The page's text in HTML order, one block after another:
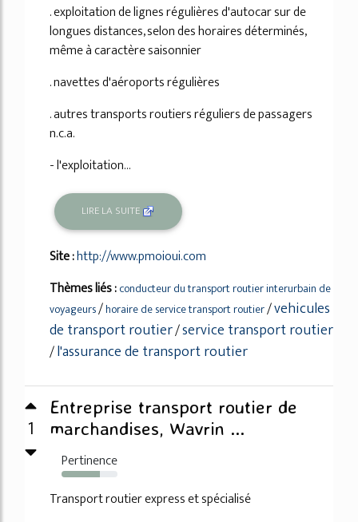
. exploitation de lignes régulières d'autocar sur de
longues distances, selon des horaires déterminés,
même à caractère saisonnier
. navettes d'aéroports régulières
. autres transports routiers réguliers de passagers
n.c.a.
- l'exploitation...
LIRE LA SUITE
Site :http://www.pmoioui.com
Thèmes liés :conducteur du transport routier interurbain de
voyageurs/horaire de service transport routier/vehicules
de transport routier/service transport routier
/l'assurance de transport routier
1
Entreprise transport routier de
marchandises, Wavrin ...
Pertinence
68%
Transport routier express et spécialisé